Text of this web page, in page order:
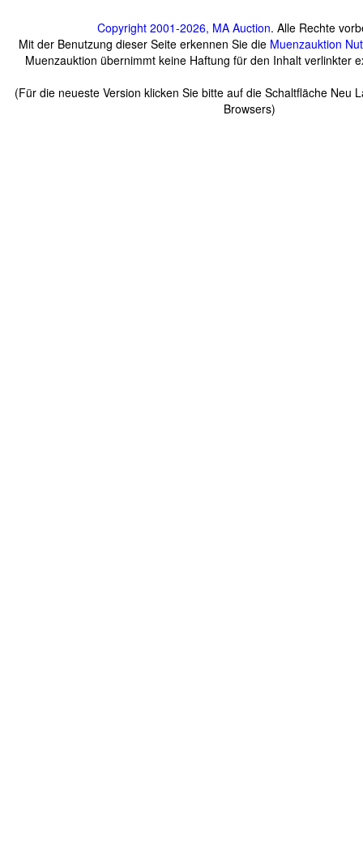
Copyright 2001-2026, MA Auction. Alle Rechte
Mit der Benutzung dieser Seite erkennen Sie die Muenzauktion
Muenzauktion übernimmt keine Haftung für den Inhalt verlinkter
(Für die neueste Version klicken Sie bitte auf die Schaltfläche Neu
Browsers)